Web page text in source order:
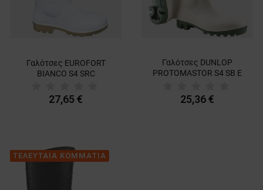
Γαλότσες EUROFORT
BIANCO S4 SRC
27,65 €
Γαλότσες DUNLOP
PROTOMASTOR S4 SB E
25,36 €
ΤΕΛΕΥΤΑΙΑ ΚΟΜΜΑΤΙΑ